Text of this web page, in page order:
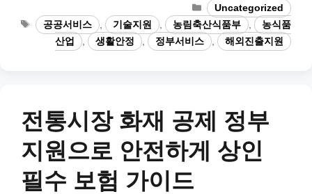
Categories
Uncategorized
Tags공공서비스 기술지원 농림축산식품부
농식품
산업
생활안정 정부서비스 해외진출지원
전통시장 화재 공제 정부
지원으로 안전하게 상인
필수 보험 가이드